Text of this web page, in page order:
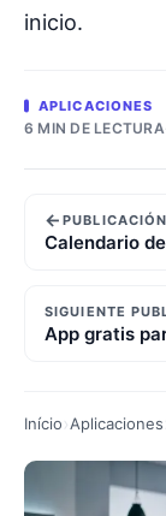
inicio.
APLICACIONES
6 MIN DE LECTURA
←
Calendario
SIGUIENTE
App gratis
Início Aplicaciones